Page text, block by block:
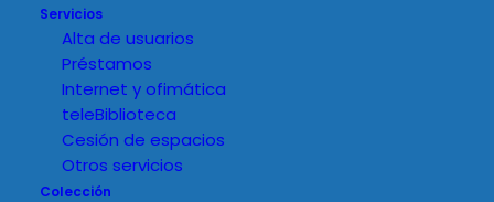
Servicios
Alta de usuarios
Préstamos
Internet y ofimática
teleBiblioteca
Cesión de espacios
Otros servicios
Colección